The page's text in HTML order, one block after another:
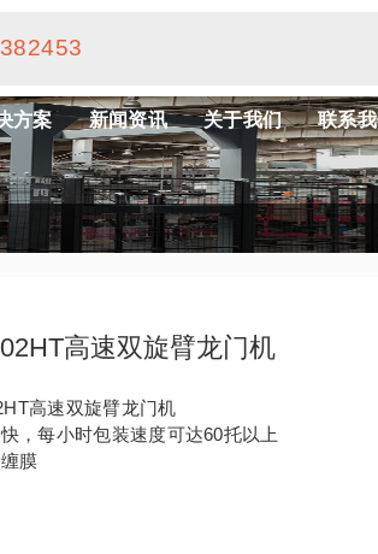
方案 新闻资讯 关于我们 联系
高速双旋臂龙门机
高速双旋臂龙门机
，每小时包装速度可达60托以上
膜